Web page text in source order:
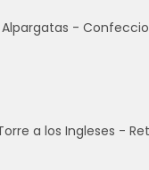
-
a los Ingleses -